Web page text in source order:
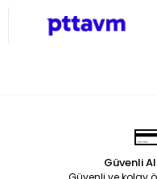
Güvenli